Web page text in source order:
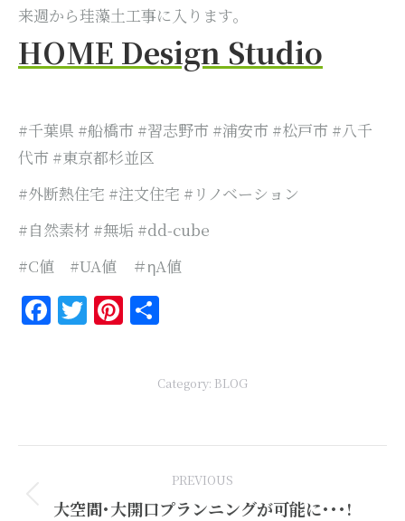
来週から珪藻土工事に入ります。
HOME Design Studio
#千葉県 #船橋市 #習志野市 #浦安市 #松戸市 #八千
代市 #東京都杉並区
#外断熱住宅 #注文住宅 #リノベーション
#自然素材 #無垢 #dd-cube
#C値 #UA値 ＃ηA値
Facebook
Twitter
Pinterest
Category: BLOG
PREVIOUS
Previous
大空間･大開口プランニングが可能に･･･!